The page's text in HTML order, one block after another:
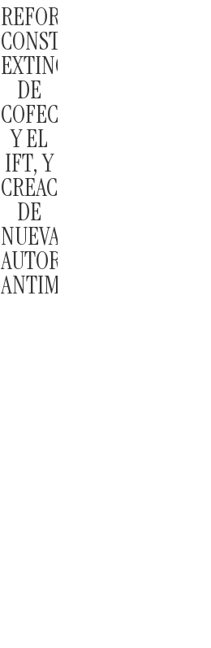
REFORMA
CONSTITUCIONAL:
EXTINCIÓN
DE
COFECE
Y EL
IFT, Y
CREACIÓN
DE
NUEVA
AUTORIDAD
ANTIMONOPOLIO